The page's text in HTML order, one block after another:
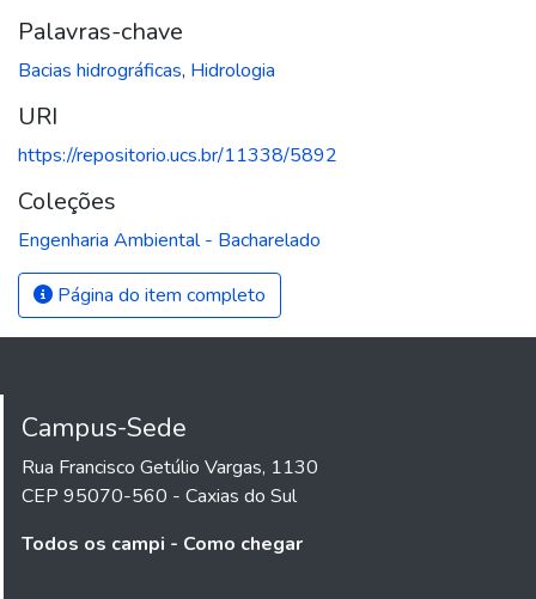
Palavras-chave
Bacias hidrográficas, Hidrologia
URI
https://repositorio.ucs.br/11338/5892
Coleções
Engenharia Ambiental - Bacharelado
Página do item completo
Campus-Sede
Rua Francisco Getúlio Vargas, 1130
CEP 95070-560 - Caxias do Sul
Todos os campi - Como chegar